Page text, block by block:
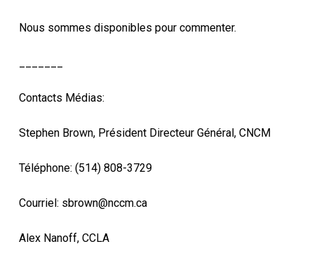
Nous sommes disponibles pour commenter.
Contacts Médias:
Stephen Brown, Président Directeur Général, CNCM
Téléphone: (514) 808-3729
Courriel: sbrown@nccm.ca
Alex Nanoff, CCLA